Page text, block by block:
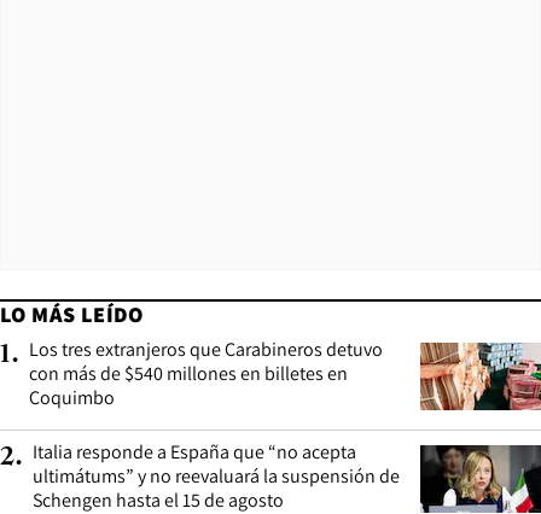
LO MÁS LEÍDO
1. Los tres extranjeros que Carabineros detuvo
con más de $540 millones en billetes en
Coquimbo
2. Italia responde a España que “no acepta
ultimátums” y no reevaluará la suspensión de
Schengen hasta el 15 de agosto